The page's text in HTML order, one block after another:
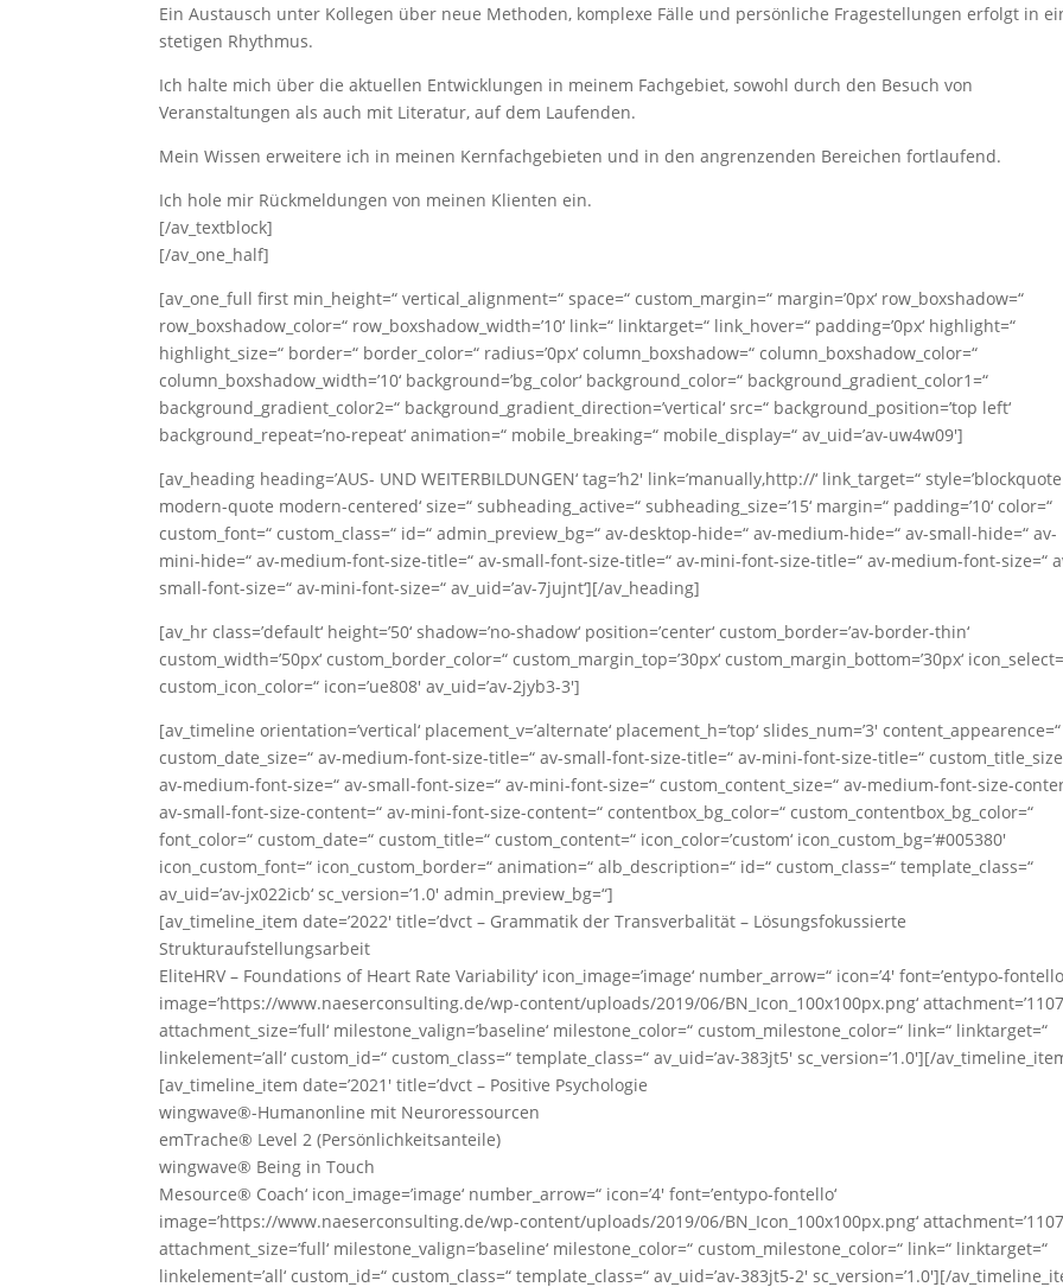
Ein Austausch unter Kollegen über neue Methoden, komplexe Fälle und persönliche Fragestellungen erfolgt in
stetigen Rhythmus.
Ich halte mich über die aktuellen Entwicklungen in meinem Fachgebiet, sowohl durch den Besuch von
Veranstaltungen als auch mit Literatur, auf dem Laufenden.
Mein Wissen erweitere ich in meinen Kernfachgebieten und in den angrenzenden Bereichen fortlaufend.
Ich hole mir Rückmeldungen von meinen Klienten ein.
[/av_textblock]
[/av_one_half]
[av_one_full first min_height=“ vertical_alignment=“ space=“ custom_margin=“ margin=’0px‘ row_boxshadow=“
row_boxshadow_color=“ row_boxshadow_width=’10‘ link=“ linktarget=“ link_hover=“ padding=’0px‘ highlight=“
highlight_size=“ border=“ border_color=“ radius=’0px‘ column_boxshadow=“ column_boxshadow_color=“
column_boxshadow_width=’10‘ background=’bg_color‘ background_color=“ background_gradient_color1=“
background_gradient_color2=“ background_gradient_direction=’vertical‘ src=“ background_position=’top left‘
background_repeat=’no-repeat‘ animation=“ mobile_breaking=“ mobile_display=“ av_uid=’av-uw4w09′]
[av_heading heading=’AUS- UND WEITERBILDUNGEN‘ tag=’h2′ link=’manually,http://‘ link_target=“ style=’blockquote
modern-quote modern-centered‘ size=“ subheading_active=“ subheading_size=’15‘ margin=“ padding=’10‘ color=“
custom_font=“ custom_class=“ id=“ admin_preview_bg=“ av-desktop-hide=“ av-medium-hide=“ av-small-hide=“ av-
mini-hide=“ av-medium-font-size-title=“ av-small-font-size-title=“ av-mini-font-size-title=“ av-medium-font-size=“
small-font-size=“ av-mini-font-size=“ av_uid=’av-7jujnt‘][/av_heading]
[av_hr class=’default‘ height=’50‘ shadow=’no-shadow‘ position=’center‘ custom_border=’av-border-thin‘
custom_width=’50px‘ custom_border_color=“ custom_margin_top=’30px‘ custom_margin_bottom=’30px‘
custom_icon_color=“ icon=’ue808′ av_uid=’av-2jyb3-3′]
[av_timeline orientation=’vertical‘ placement_v=’alternate‘ placement_h=’top‘ slides_num=’3′ content_appearence=“
custom_date_size=“ av-medium-font-size-title=“ av-small-font-size-title=“ av-mini-font-size-title=“
av-medium-font-size=“ av-small-font-size=“ av-mini-font-size=“ custom_content_size=“ av-medium-font-size-
av-small-font-size-content=“ av-mini-font-size-content=“ contentbox_bg_color=“ custom_contentbox_bg_color=“
font_color=“ custom_date=“ custom_title=“ custom_content=“ icon_color=’custom‘ icon_custom_bg=’#005380′
icon_custom_font=“ icon_custom_border=“ animation=“ alb_description=“ id=“ custom_class=“ template_class=“
av_uid=’av-jx022icb‘ sc_version=’1.0′ admin_preview_bg=“]
[av_timeline_item date=’2022′ title=’dvct – Grammatik der Transverbalität – Lösungsfokussierte
Strukturaufstellungsarbeit
EliteHRV – Foundations of Heart Rate Variability‘ icon_image=’image‘ number_arrow=“ icon=’4′ font=’entypo-
image=’https://www.naeserconsulting.de/wp-content/uploads/2019/06/BN_Icon_100x100px.png‘
attachment_size=’full‘ milestone_valign=’baseline‘ milestone_color=“ custom_milestone_color=“ link=“ linktarget=“
linkelement=’all‘ custom_id=“ custom_class=“ template_class=“ av_uid=’av-383jt5′ sc_version=’1.0′][/
[av_timeline_item date=’2021′ title=’dvct – Positive Psychologie
wingwave®-Humanonline mit Neuroressourcen
emTrache® Level 2 (Persönlichkeitsanteile)
wingwave® Being in Touch
Mesource® Coach‘ icon_image=’image‘ number_arrow=“ icon=’4′ font=’entypo-fontello‘
image=’https://www.naeserconsulting.de/wp-content/uploads/2019/06/BN_Icon_100x100px.png‘
attachment_size=’full‘ milestone_valign=’baseline‘ milestone_color=“ custom_milestone_color=“ link=“ linktarget=“
linkelement=’all‘ custom_id=“ custom_class=“ template_class=“ av_uid=’av-383jt5-2′ sc_version=’1.0′][/